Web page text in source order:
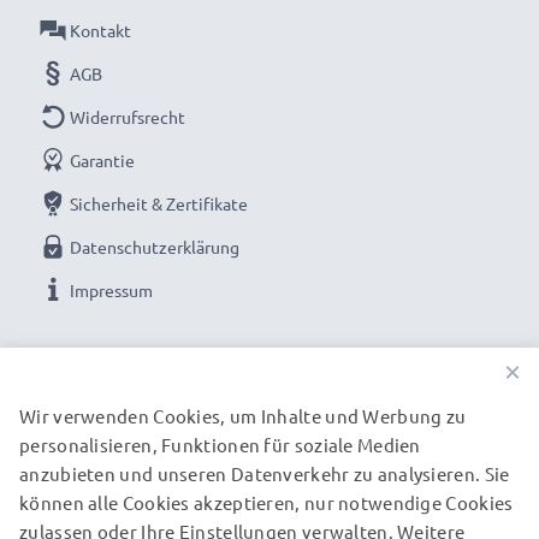
✔ Weltweit einsetzbar - Flexible Eingangsspannung
✔ Ideale Bauform zum Mitnehmen auf Reisen -
Kleiner, leichter, leistungsstarker Netzstecker
✕für Steckdosen außerhalb der EU-Norm wird ein
zusätzlicher Netzadapter benötigt
Den Akku schonend laden für eine lange Akku-
Samsung SGH-G810 / GT-M7500
Smartphoneladegerät / AC Power Adapter:
Marke:subtel Smartphone Charger / Charging Cable
Kontakt
AGB
Widerrufsrecht
Garantie
Sicherheit & Zertifikate
Datenschutzerklärung
Impressum
UNSERE VERSANDPARTNER
×
Wir verwenden Cookies, um Inhalte und Werbung zu
personalisieren, Funktionen für soziale Medien
anzubieten und unseren Datenverkehr zu analysieren. Sie
können alle Cookies akzeptieren, nur notwendige Cookies
zulassen oder Ihre Einstellungen verwalten. Weitere